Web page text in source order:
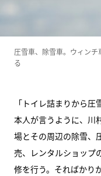
圧雪車、除雪車。ウィン
る
「トイレ詰まりから
本人が言うように、川
場とその周辺の除雪、
売、レンタルショップ
修を行う。そればかり